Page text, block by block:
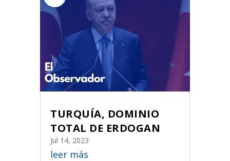
TURQUÍA, DOMINIO
TOTAL DE ERDOGAN
Jul 14, 2023
leer más